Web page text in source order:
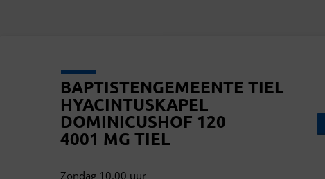
BAPTISTENGEMEENTE TIEL
HYACINTUSKAPEL
DOMINICUSHOF 120
4001 MG TIEL
Zondag 10.00 uur